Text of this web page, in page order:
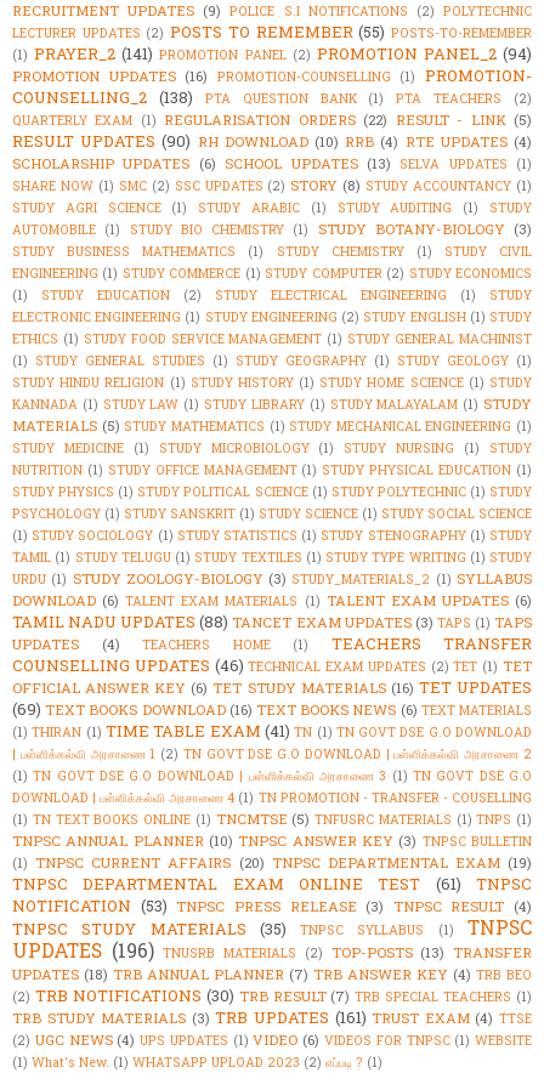
RECRUITMENT UPDATES (9) POLICE S.I NOTIFICATIONS (2) POLYTECHNIC
LECTURER UPDATES (2) POSTS TO REMEMBER (55) POSTS-TO-REMEMBER
(1) PRAYER_2 (141) PROMOTION PANEL (2) PROMOTION PANEL_2 (94)
PROMOTION UPDATES (16) PROMOTION-COUNSELLING (1)
PROMOTION-
COUNSELLING_2 (138) PTA QUESTION BANK (1) PTA TEACHERS
(2)
QUARTERLY EXAM (1) REGULARISATION ORDERS (22) RESULT - LINK (5)
RESULT UPDATES (90) RH DOWNLOAD (10) RRB (4) RTE UPDATES (4)
SCHOLARSHIP UPDATES (6) SCHOOL UPDATES (13) SELVA UPDATES
(1)
SHARE NOW (1) SMC (2) SSC UPDATES (2) STORY (8) STUDY ACCOUNTANCY (1)
STUDY AGRI SCIENCE
(1) STUDY ARABIC (1) STUDY AUDITING (1)
STUDY
AUTOMOBILE (1) STUDY BIO CHEMISTRY (1) STUDY BOTANY-BIOLOGY (3)
STUDY BUSINESS MATHEMATICS (1) STUDY CHEMISTRY (1)
STUDY CIVIL
ENGINEERING (1) STUDY COMMERCE (1) STUDY COMPUTER (2) STUDY ECONOMICS
(1)
STUDY EDUCATION (2) STUDY ELECTRICAL ENGINEERING (1)
STUDY
ELECTRONIC ENGINEERING (1) STUDY ENGINEERING (2) STUDY ENGLISH (1) STUDY
ETHICS (1) STUDY FOOD SERVICE MANAGEMENT (1) STUDY GENERAL MACHINIST
(1) STUDY GENERAL STUDIES (1) STUDY GEOGRAPHY (1) STUDY GEOLOGY (1)
STUDY HINDU RELIGION (1) STUDY HISTORY (1) STUDY HOME SCIENCE (1) STUDY
KANNADA (1) STUDY LAW (1) STUDY LIBRARY (1) STUDY MALAYALAM (1) STUDY
MATERIALS (5) STUDY MATHEMATICS (1) STUDY MECHANICAL ENGINEERING (1)
STUDY MEDICINE
(1) STUDY MICROBIOLOGY (1) STUDY NURSING (1)
STUDY
NUTRITION (1) STUDY OFFICE MANAGEMENT (1) STUDY PHYSICAL EDUCATION (1)
STUDY PHYSICS (1) STUDY POLITICAL SCIENCE (1) STUDY POLYTECHNIC (1) STUDY
PSYCHOLOGY (1) STUDY SANSKRIT (1) STUDY SCIENCE (1) STUDY SOCIAL SCIENCE
(1) STUDY SOCIOLOGY (1) STUDY STATISTICS (1) STUDY STENOGRAPHY (1) STUDY
TAMIL (1) STUDY TELUGU (1) STUDY TEXTILES (1) STUDY TYPE WRITING (1) STUDY
URDU (1) STUDY ZOOLOGY-BIOLOGY (3) STUDY_MATERIALS_2 (1) SYLLABUS
DOWNLOAD (6) TALENT EXAM MATERIALS (1) TALENT EXAM UPDATES (6)
TAMIL NADU UPDATES (88) TANCET EXAM UPDATES (3) TAPS (1) TAPS
UPDATES
(4) TEACHERS HOME (1)
TEACHERS TRANSFER
COUNSELLING UPDATES (46) TECHNICAL EXAM UPDATES (2) TET (1) TET
OFFICIAL ANSWER KEY (6) TET STUDY MATERIALS (16) TET UPDATES
(69) TEXT BOOKS DOWNLOAD (16) TEXT BOOKS NEWS (6) TEXT MATERIALS
(1) THIRAN (1) TIME TABLE EXAM (41) TN (1) TN GOVT DSE G.O DOWNLOAD
| பள்ளிக்கல்வி அரசாணை 1 (2) TN GOVT DSE G.O DOWNLOAD | பள்ளிக்கல்வி அரசாணை 2
(1) TN GOVT DSE G.O DOWNLOAD | பள்ளிக்கல்வி அரசாணை 3 (1) TN GOVT DSE G.O
DOWNLOAD | பள்ளிக்கல்வி அரசாணை 4 (1) TN PROMOTION - TRANSFER - COUSELLING
(1) TN TEXT BOOKS ONLINE (1) TNCMTSE (5) TNFUSRC MATERIALS (1) TNPS (1)
TNPSC ANNUAL PLANNER (10) TNPSC ANSWER KEY (3) TNPSC BULLETIN
(1) TNPSC CURRENT AFFAIRS (20) TNPSC DEPARTMENTAL EXAM (19)
TNPSC DEPARTMENTAL EXAM ONLINE TEST (61)
TNPSC
NOTIFICATION (53) TNPSC PRESS RELEASE (3) TNPSC RESULT (4)
TNPSC STUDY MATERIALS (35) TNPSC SYLLABUS (1)
TNPSC
UPDATES (196) TNUSRB MATERIALS (2) TOP-POSTS (13) TRANSFER
UPDATES (18) TRB ANNUAL PLANNER (7) TRB ANSWER KEY (4) TRB BEO
(2) TRB NOTIFICATIONS (30) TRB RESULT (7) TRB SPECIAL TEACHERS (1)
TRB STUDY MATERIALS (3) TRB UPDATES (161) TRUST EXAM (4) TTSE
(2) UGC NEWS (4) UPS UPDATES (1) VIDEO (6) VIDEOS FOR TNPSC (1) WEBSITE
(1) What's New. (1) WHATSAPP UPLOAD 2023 (2) எப்படி ? (1)